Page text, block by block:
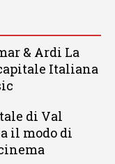
& Ardi La
Italiana
di Val
il modo di